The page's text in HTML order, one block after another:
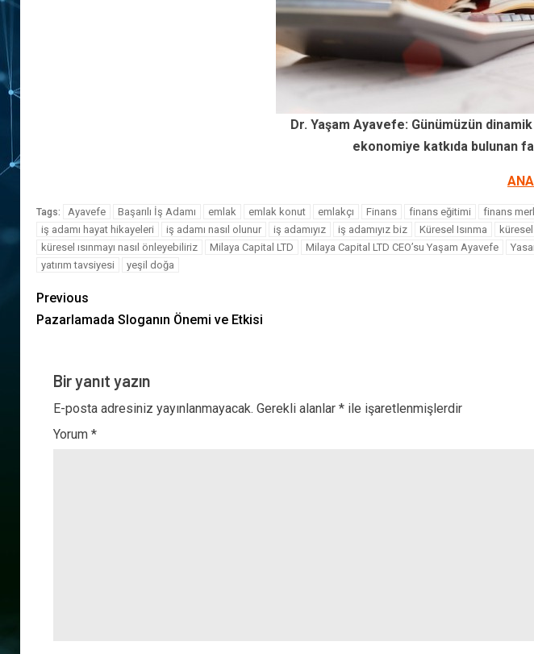
Dr. Yaşam Ayavefe: Günümüzün
ekonomiye katkıda bulunan
Tags: Ayavefe Başarılı İş Adamı emlak emlak konut emlakçı Finans finans eğitimi finans
iş adamı hayat hikayeleri
iş adamı nasıl olunur iş adamıyız iş adamıyız biz Küresel Isınma küresel
küresel ısınmayı nasıl önleyebiliriz
Milaya Capital LTD Milaya Capital LTD CEO’su Yaşam Ayavefe
yatırım tavsiyesi
yeşil doğa
Previous
Pazarlamada Sloganın Önemi ve Etkisi
Bir yanıt yazın
E-posta adresiniz yayınlanmayacak. Gerekli alanlar * ile işaretlenmişlerdir
Yorum *